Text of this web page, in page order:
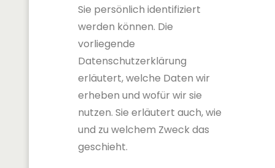
Sie persönlich identifiziert
werden können. Die
vorliegende
Datenschutzerklärung
erläutert, welche Daten wir
erheben und wofür wir sie
nutzen. Sie erläutert auch, wie
und zu welchem Zweck das
geschieht.